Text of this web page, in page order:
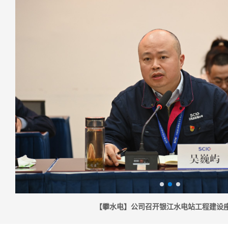
【攀水电】公司召开银江水电站工程建设